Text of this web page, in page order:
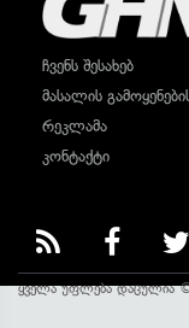
ჩვენს შესახებ
მასალის
რეკლამა
კონტაქტი
ყველა უფლება დაცულია